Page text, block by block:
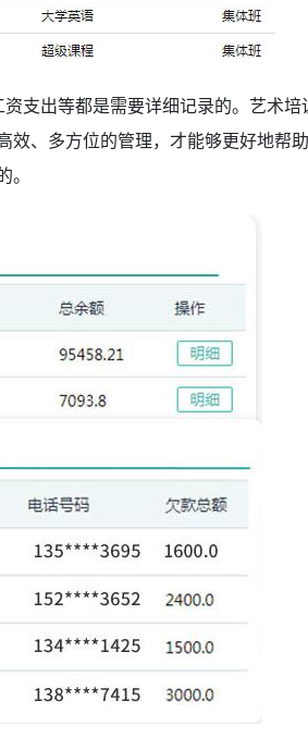
支出等都是需要详细记录的。艺术培
效、多方位的管理，才能够更好地帮